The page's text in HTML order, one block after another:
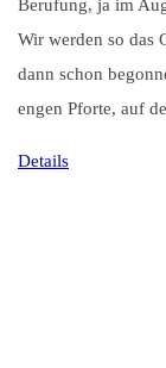
Berufung, ja im
Wir werden so das
dann schon
engen Pforte, auf
Details